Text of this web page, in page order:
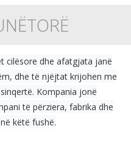
cilësore dhe afatgjata janë
dhe të njëjtat krijohen me
Kompania jonë
të përziera, fabrika dhe
këtë fushë.